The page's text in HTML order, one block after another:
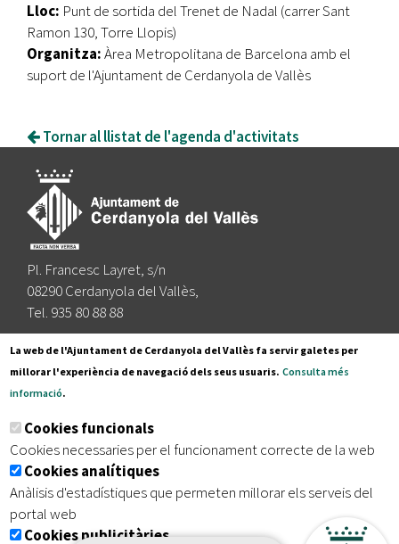
Lloc: Punt de sortida del Trenet de Nadal (carrer Sant
Ramon 130, Torre Llopis)
Organitza:Àrea Metropolitana de Barcelona amb el
suport de l'Ajuntament de Cerdanyola de Vallès
Tornar al llistat de l'agenda d'activitats
Pl. Francesc Layret, s/n
08290 Cerdanyola del Vallès,
Tel. 935 80 88 88
Segueix-nos a:
Subscriu-te al nostre butlletí
Inici | Avís legal | Protecció de dades
| Accessibilitat
La web de l'Ajuntament de Cerdanyola del Vallès fa servir galetes per
millorar l'experiència de navegació dels seus usuaris. Consulta més
informació.
Cookies funcionals
Cookies necessaries per el funcionament correcte de la web
Cookies analítiques
Anàlisis d'estadístiques que permeten millorar els serveis del
portal web
Cookies publicitàries